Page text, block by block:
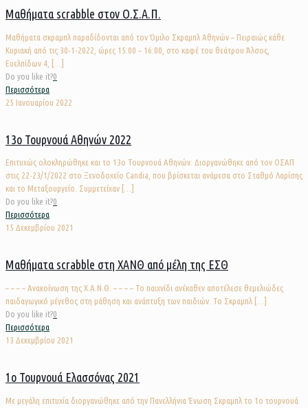
Μαθήματα scrabble στον Ο.Σ.Α.Π.
Μαθήματα σκραμπλ παραδίδονται από τον Όμιλο Σκραμπλ Αθηνών – Πειραιώς κάθε
Κυριακή από τις 30-1-2022, ώρες 15:00 – 16:00, στο καφέ του θεάτρου Άλσος,
Ευελπίδων 4, […]
Do you like it?0
Περισσότερα
25 Ιανουαρίου 2022
13ο Τουρνουά Αθηνών 2022
Επιτυχώς ολοκληρώθηκε και το 13ο Τουρνουά Αθηνών. Διοργανώθηκε από τον ΟΣΑΠ
στις 22-23/1/2022 στο Ξενοδοχείο Candia, που βρίσκεται ανάμεσα στο Σταθμό Λαρίσης
και το Μεταξουργείο. Συμμετείχαν
Do you like it?0
Περισσότερα
15 Δεκεμβρίου 2021
Μαθήματα scrabble στη ΧΑΝΘ από μέλη της ΕΣΘ
– – – – Ανακοίνωση της Χ.Α.Ν.Θ. – – – – Το παιχνίδι ανέκαθεν αποτέλεσε θεμελιώδες
παιδαγωγικό μέγεθος στη μάθηση και ανάπτυξη των παιδιών. Το Σκραμπλ
Do you like it?0
Περισσότερα
13 Δεκεμβρίου 2021
1ο Τουρνουά Ελασσόνας 2021
Με μεγάλη επιτυχία διοργανώθηκε από την Πανελλήνια Ένωση Σκραμπλ το 1ο τουρνουά